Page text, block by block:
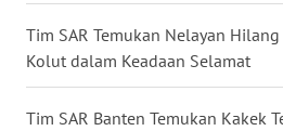
Tim SAR Temukan Nelayan
Kolut dalam Keadaan Selamat
Tim SAR Banten Temukan Kakek
KALTARA
WN
KALSEL